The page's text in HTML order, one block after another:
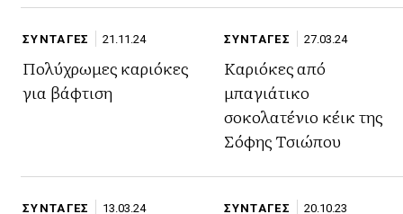
ΣΥΝΤΑΓΕΣ 21.11.24
Πολύχρωμες καριόκες
για βάφτιση
ΣΥΝΤΑΓΕΣ 27.03.24
Καριόκες από
μπαγιάτικο
σοκολατένιο κέικ της
Σόφης Τσιώπου
ΣΥΝΤΑΓΕΣ 13.03.24 ΣΥΝΤΑΓΕΣ 20.10.23